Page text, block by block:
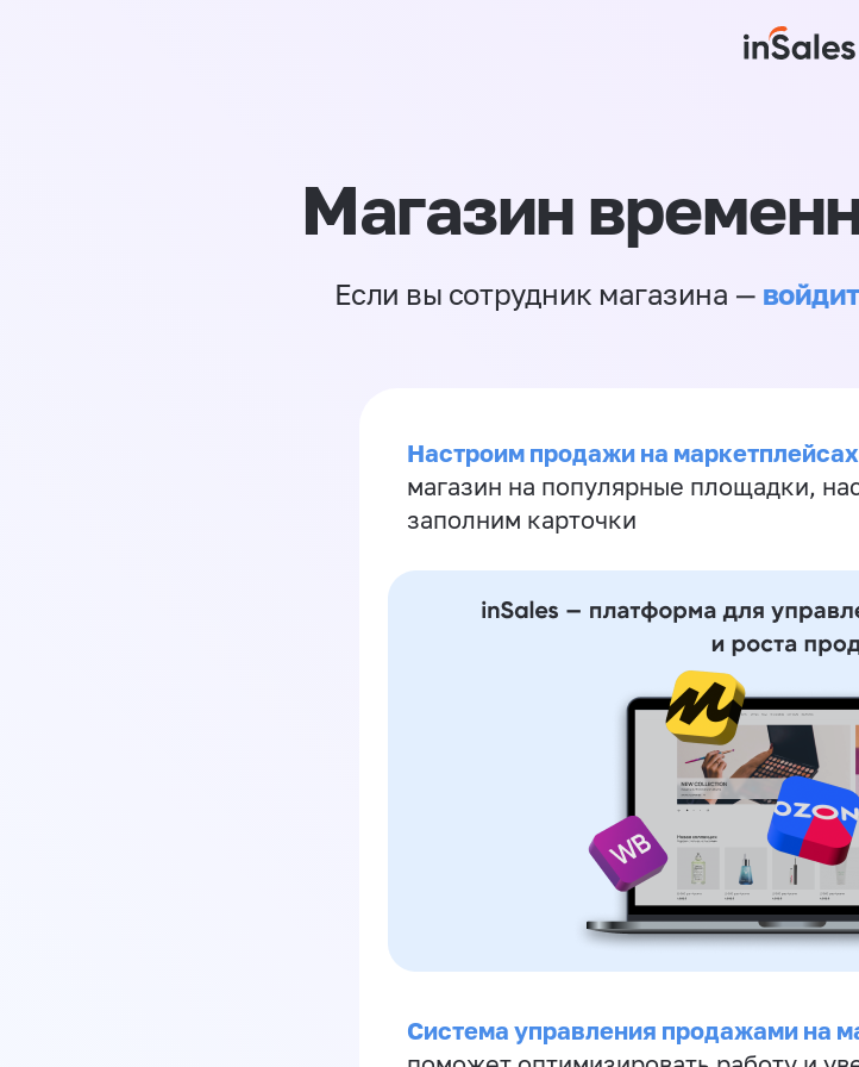
Магазин
Если вы сотрудник магазина —
Настроим продажи на
магазин на популярные площадки,
заполним карточки
Система управления продажами на